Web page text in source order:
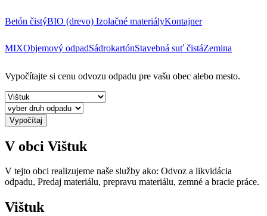
Betón čistýBIO (drevo) Izolačné materiályKontajner
MIXObjemový odpadSádrokartónStavebná suť čistáZemina
Vypočítajte si cenu odvozu odpadu pre vašu obec alebo mesto.
Vypočítaj
V obci Vištuk
V tejto obci realizujeme naše služby ako: Odvoz a likvidácia
odpadu, Predaj materiálu, prepravu materiálu, zemné a bracie práce.
Vištuk